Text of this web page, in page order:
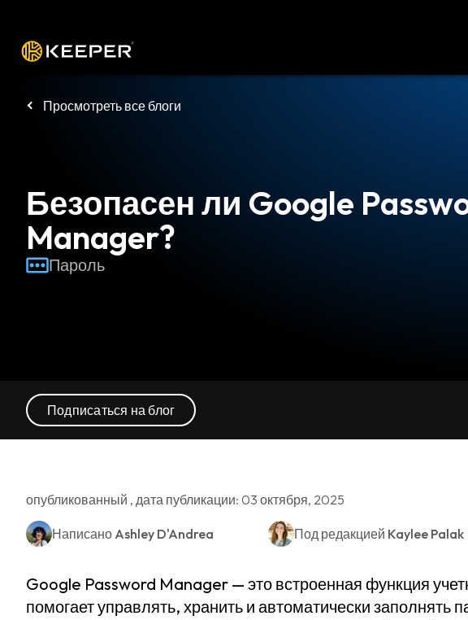
Просмотреть все блоги
Безопасен ли Google
Manager?
Пароль
Подписаться на блог
опубликованный , дата публикации: 03 октября, 2025
Написано Ashley D'Andrea Под редакцией Kaylee Palak
Google Password Manager — это встроенная функция
помогает управлять, хранить и автоматически заполнять